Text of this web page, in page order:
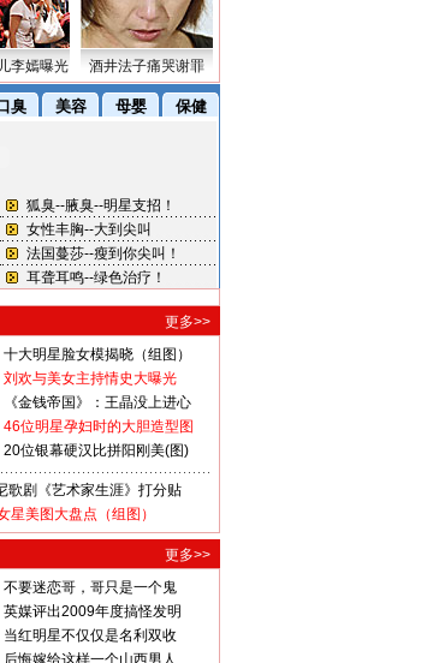
李嫣曝光 酒井法子痛哭谢罪
更多>>
十大明星脸女模揭晓（组图）
刘欢与美女主持情史大曝光
《金钱帝国》：王晶没上进心
46位明星孕妇时的大胆造型图
20位银幕硬汉比拼阳刚美(图)
歌剧《艺术家生涯》打分贴
星美图大盘点（组图）
更多>>
不要迷恋哥，哥只是一个鬼
英媒评出2009年度搞怪发明
当红明星不仅仅是名利双收
后悔嫁给这样一个山西男人